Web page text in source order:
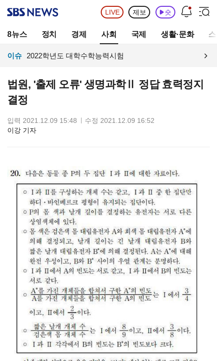
LIVE 제보 숏
8뉴스 정치 경제 사회 국제 생활·문화
이슈 2022학년도 대학수학능력시험
법원, '출제 오류' 생명과학Ⅱ 정답 효력정지
결정
입력 2021.12.09 15:48 수정 2021.12.09 16:52
이강 기자